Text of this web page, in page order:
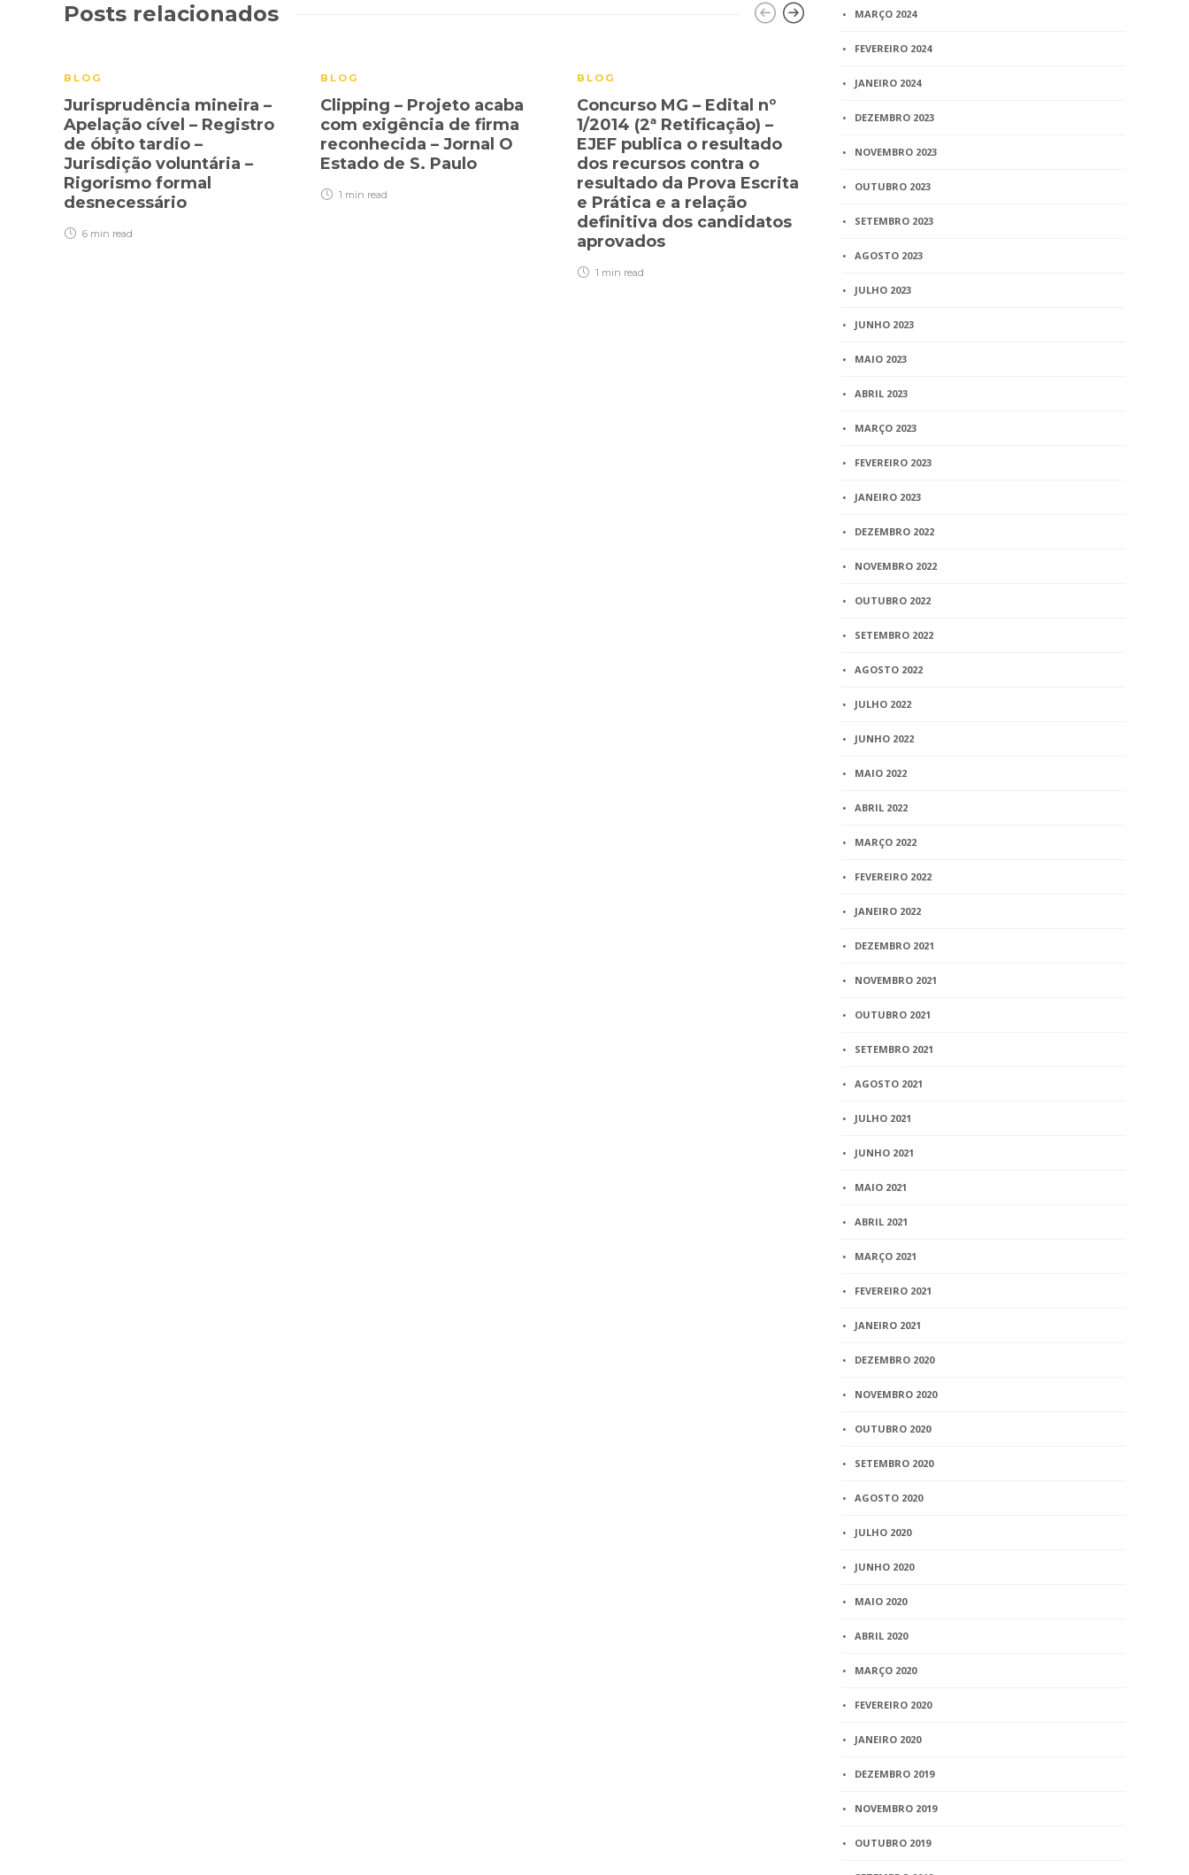
Posts relacionados
BLOG
Jurisprudência mineira –
Apelação cível – Registro
de óbito tardio –
Jurisdição voluntária –
Rigorismo formal
desnecessário
6 min read
BLOG
Clipping – Projeto acaba
com exigência de firma
reconhecida – Jornal O
Estado de S. Paulo
1 min read
BLOG
Concurso MG – Edital nº
1/2014 (2ª Retificação) –
EJEF publica o resultado
dos recursos contra o
resultado da Prova Escrita
e Prática e a relação
definitiva dos candidatos
aprovados
1 min read
BLOG
é tema de palestra no IX
Congresso Brasileiro de
MARÇO 2024
FEVEREIRO 2024
JANEIRO 2024
DEZEMBRO 2023
NOVEMBRO 2023
OUTUBRO 2023
SETEMBRO 2023
AGOSTO 2023
JULHO 2023
JUNHO 2023
MAIO 2023
ABRIL 2023
MARÇO 2023
FEVEREIRO 2023
JANEIRO 2023
DEZEMBRO 2022
NOVEMBRO 2022
OUTUBRO 2022
SETEMBRO 2022
AGOSTO 2022
JULHO 2022
JUNHO 2022
MAIO 2022
ABRIL 2022
MARÇO 2022
FEVEREIRO 2022
JANEIRO 2022
DEZEMBRO 2021
NOVEMBRO 2021
OUTUBRO 2021
SETEMBRO 2021
AGOSTO 2021
JULHO 2021
JUNHO 2021
MAIO 2021
ABRIL 2021
MARÇO 2021
FEVEREIRO 2021
JANEIRO 2021
DEZEMBRO 2020
NOVEMBRO 2020
OUTUBRO 2020
SETEMBRO 2020
AGOSTO 2020
JULHO 2020
JUNHO 2020
MAIO 2020
ABRIL 2020
MARÇO 2020
FEVEREIRO 2020
JANEIRO 2020
DEZEMBRO 2019
NOVEMBRO 2019
OUTUBRO 2019